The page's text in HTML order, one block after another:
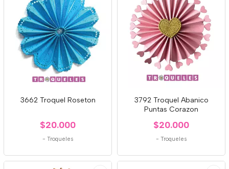
3662 Troquel Roseton
$20.000
- Troqueles
3792 Troquel Abanico
Puntas Corazon
$20.000
- Troqueles